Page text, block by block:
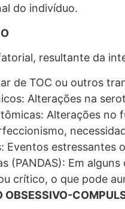
do indivíduo.
resultante da
de TOC ou outros
Alterações na
Alterações
Eventos estressantes
(PANDAS): Em
crítico, o que pode
OBSESSIVO-